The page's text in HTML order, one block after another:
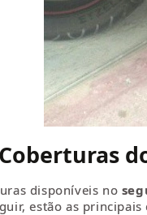
disponíveis no
estão as